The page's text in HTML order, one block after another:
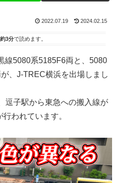
2022.07.19 2024.02.15
約3分で読めます。
線5080系5185F6両と、5080
、J-TREC横浜を出場しまし
逗子駅から東急への搬入線が
われています。